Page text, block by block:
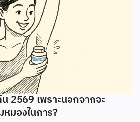
2569 เพราะนอกจากจะ
มองในการ?